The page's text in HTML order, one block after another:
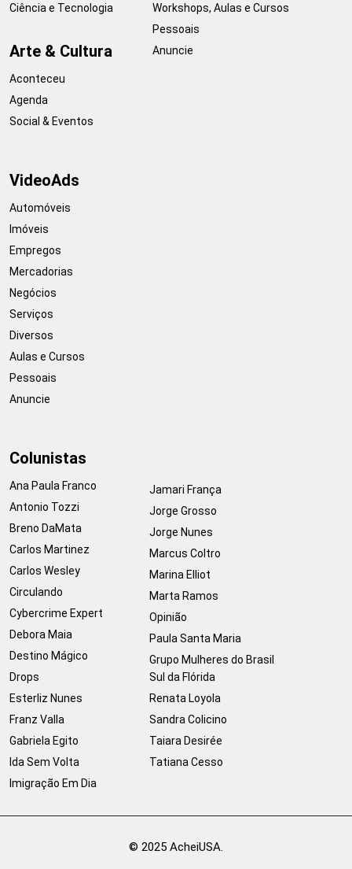
Ciência e Tecnologia
Arte & Cultura
Aconteceu
Agenda
Social & Eventos
Workshops, Aulas e Cursos
Pessoais
Anuncie
VideoAds
Automóveis
Imóveis
Empregos
Mercadorias
Negócios
Serviços
Diversos
Aulas e Cursos
Pessoais
Anuncie
Colunistas
Ana Paula Franco
Antonio Tozzi
Breno DaMata
Carlos Martinez
Carlos Wesley
Circulando
Cybercrime Expert
Debora Maia
Destino Mágico
Drops
Esterliz Nunes
Franz Valla
Gabriela Egito
Ida Sem Volta
Imigração Em Dia
Jamari França
Jorge Grosso
Jorge Nunes
Marcus Coltro
Marina Elliot
Marta Ramos
Opinião
Paula Santa Maria
Grupo Mulheres do Brasil
Sul da Flórida
Renata Loyola
Sandra Colicino
Taiara Desirée
Tatiana Cesso
© 2025 AcheiUSA.